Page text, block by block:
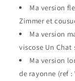
Ma version
Zimmer et
Ma version
viscose Un Chat
Ma version
de rayonne (ref :